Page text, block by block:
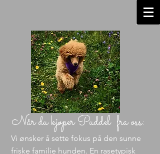
Når du kjøper Puddel fra oss:
Vi ønsker å sette fokus på den sunne
friske familie hunden. En rasetypisk